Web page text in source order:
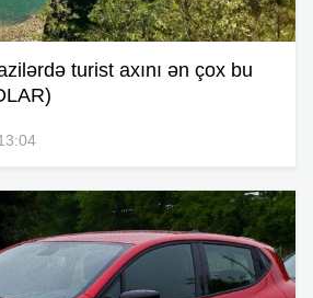
turist axını ən çox bu